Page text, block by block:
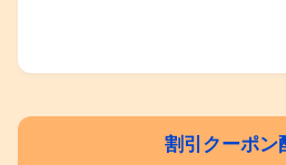
割引クーポン